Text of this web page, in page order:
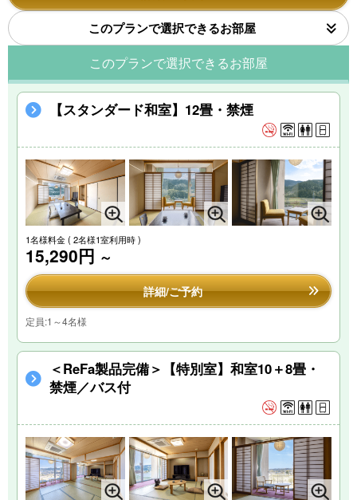
このプランで選択できるお部屋
このプランで選択できるお部屋
【スタンダード和室】12畳・禁煙
1名様料金( 2名様1室利用時 )
15,290円 ～
詳細/ご予約
定員:1～4名様
＜ReFa製品完備＞【特別室】和室10＋8畳・
禁煙／バス付